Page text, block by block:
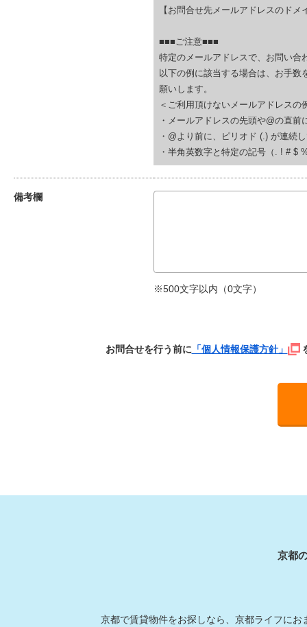
【お問合せ先メールアドレスのドメ
■■■ご注意■■■
特定のメールアドレスで、お問い合
以下の例に該当する場合は、お手
願いします。
＜ご利用頂けないメールアドレスの
・メールアドレスの先頭や@の直
・@より前に、ピリオド (.) が連続
・半角英数字と特定の記号（. ! # $
備考欄
※500文字以内（0文字）
お問合せを行う前に「個人情報保護方針」
京都
京都で賃貸物件をお探しなら、京都ライフに